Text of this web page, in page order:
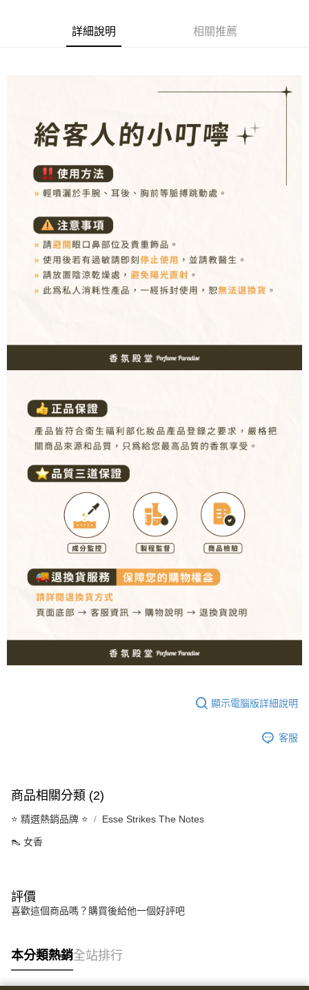
是否繳費成功／繳費後需取消欲退款等相關疑問，請聯繫「AFTEE先享後付
客戶支援中心」https://netprotections.freshdesk.com/support/home
１．透過由恩沛科技股份有限公司提供之「AFTEE先享後付」服務完成之交
易，需依本服務之必要範圍內提供個人資料，並將交易相關給付款項請求債
２．關於個人資料處理事宜，請瀏覽以下網址：
https://aftee.tw/terms/#terms3
３．未成年的使用者請事先徵得法定代理人或監護人之同意方可使用
４．使用「AFTEE先享後付」時，將依據個別帳號之用戶狀況，依本公司即
時審查核予不同之上限額度；若仍有額度不足之情形，本公司將視審查結果
５．嚴禁一人註冊多個帳號或使用他人資訊註冊。若發現惡意使用之情形，
恩沛科技股份有限公司將有權停止該用戶之使用額度並採取法律行動。
詳細說明 相關推薦
顯示電腦版詳細說明
客服
商品相關分類 (2)
⭐️ 精選熱銷品牌 ⭐️ Esse Strikes The Notes
👠 女香
評價
喜歡這個商品嗎？購買後給他一個好評吧
本分類熱銷全站排行